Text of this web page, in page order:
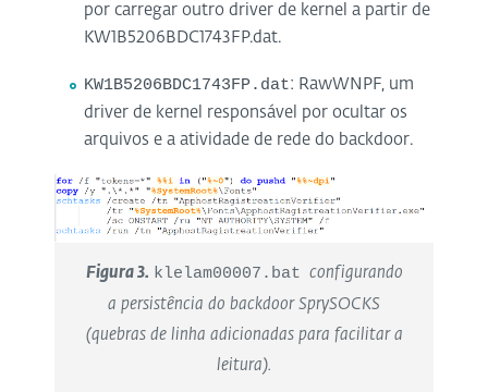
por carregar outro driver de kernel a partir de
KW1B5206BDC1743FP.dat.
KW1B5206BDC1743FP.dat: RawWNPF, um
driver de kernel responsável por ocultar os
arquivos e a atividade de rede do backdoor.
Figura 3. klelam00007.bat configurando
a persistência do backdoor SprySOCKS
(quebras de linha adicionadas para facilitar a
leitura).